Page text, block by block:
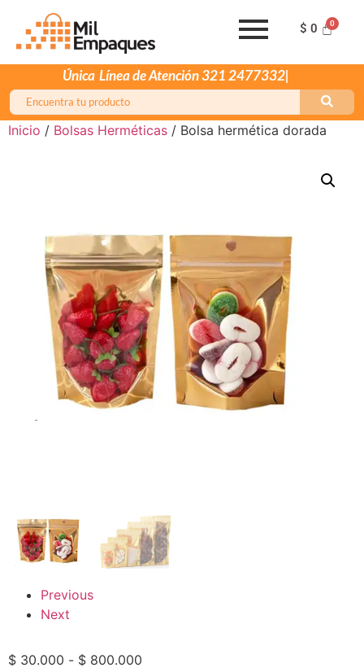
$ 0
Única
Inicio / Bolsas Herméticas / Bolsa hermética dorada
Previous
Next
$ 30.000 - $ 800.000